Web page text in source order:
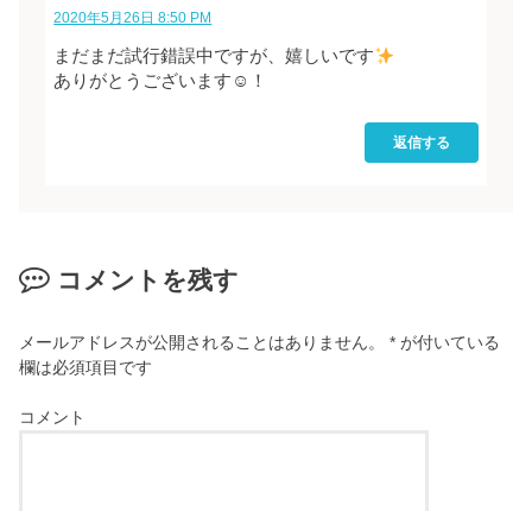
2020年5月26日 8:50 PM
まだまだ試行錯誤中ですが、嬉しいです
ありがとうございます☺︎！
返信する
コメントを残す
メールアドレスが公開されることはありません。 * が付いている
欄は必須項目です
コメント